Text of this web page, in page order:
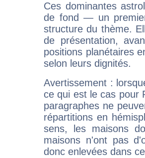
Ces dominantes
de fond — un
structure du thème.
de présentation,
positions planétaires
selon leurs dignités.
Avertissement :
ce qui est le cas pour
paragraphes ne
répartitions en
sens, les maisons
maisons n'ont pas
donc enlevées dans